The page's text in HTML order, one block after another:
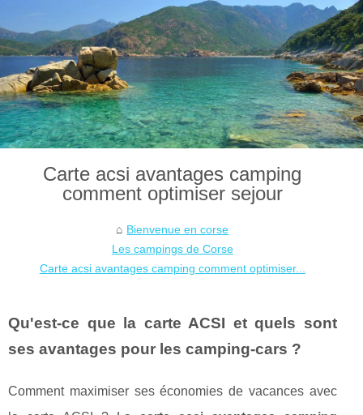
Carte acsi avantages camping
comment optimiser sejour
Bienvenue en corse
Les campings de Corse
Carte acsi avantages camping comment optimiser...
Qu'est-ce que la carte ACSI et quels sont
ses avantages pour les camping-cars ?
Comment maximiser ses économies de vacances avec